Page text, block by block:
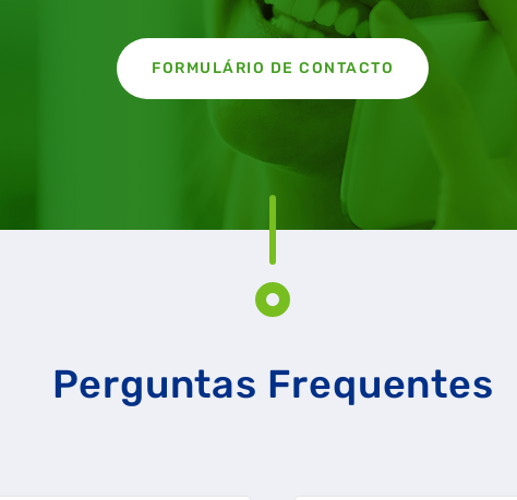
FORMULÁRIO DE CONTACTO
Perguntas Frequentes
GASES RENOVÁVEIS SIMULADOR DE POUPANÇA